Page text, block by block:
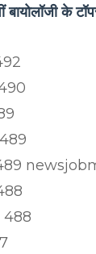
के
490
489
489
488